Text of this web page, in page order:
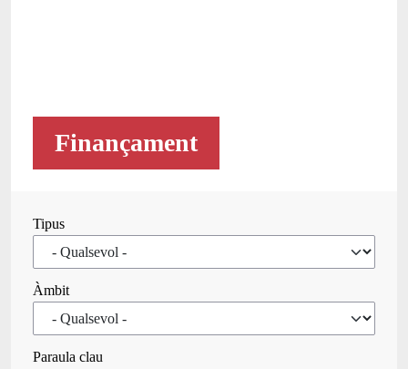
Finançament
Tipus
Àmbit
Paraula clau